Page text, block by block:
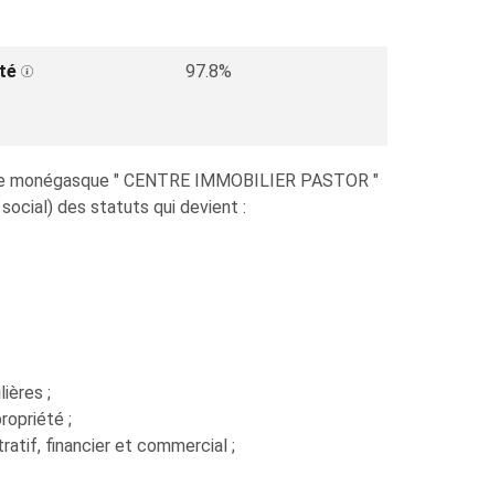
97.8%
" CENTRE IMMOBILIER PASTOR "
des statuts qui devient :
;
;
financier et commercial ;